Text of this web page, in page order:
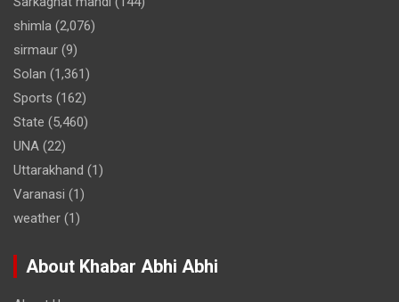
shimla (2,076)
sirmaur (9)
Solan (1,361)
Sports (162)
State (5,460)
UNA (22)
Uttarakhand (1)
Varanasi (1)
weather (1)
About Khabar Abhi Abhi